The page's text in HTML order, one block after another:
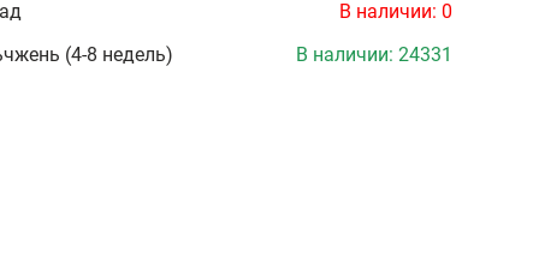
В наличии: 0
(4-8 недель)
В наличии: 24331